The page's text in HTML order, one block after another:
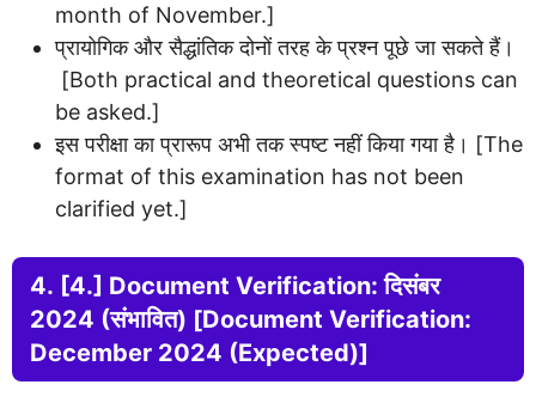
month of November.]
प्रायोगिक और सैद्धांतिक दोनों तरह के प्रश्न पूछे जा सकते हैं।
[Both practical and theoretical questions can
be asked.]
इस परीक्षा का प्रारूप अभी तक स्पष्ट नहीं किया गया है। [The
format of this examination has not been
clarified yet.]
4. [4.] Document Verification: दिसंबर
2024 (संभावित) [Document Verification:
December 2024 (Expected)]